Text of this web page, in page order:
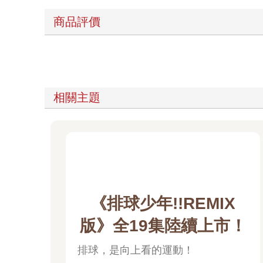
商品評價
相關主題
《排球少年!!REMIX
版》全19集陸續上市！
排球，是向上看的運動！